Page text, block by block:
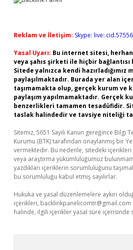
Reklam ve İletişim: Skype:
Yasal Uyarı: Bu internet sitesi,
veya şahıs şirketi ile hiçbir
Sitede yalnızca kendi hazırladığımız
paylaşılmaktadır. Burada yer alan
taşımamakta olup, gerçek kurum ve
paylaşım yapılmamaktadır. Gerçek
benzerlikleri tamamen tesadüfidir.
taslak halindedir ve tavsiye niteliği
Sitemiz, 5651 Sayılı Kanun gereğince Bilgi
Kurumu (BTK) tarafından onaylanmış bir
vermektedir. Bu nedenle, sitedeki
veya araştırma yükümlülüğümüz
yazdıkları içeriklerin sorumluluğunu
bu sorumluluğu kabul etmiş sayılırlar.
Hukuka ve yasal düzenlemelere aykırı
içerikleri, backlinkpanelicomtr@gmail.com
halinde, ilgili içerikler yasal süre içerisinde